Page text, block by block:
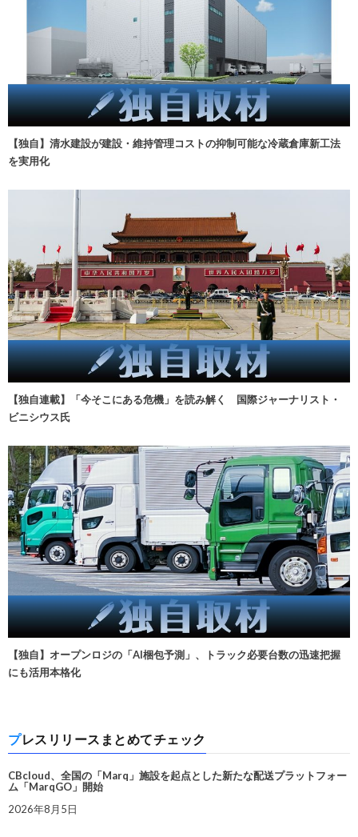
【独自】清水建設が建設・維持管理コストの抑制可能な冷蔵倉庫新工法
を実用化
【独自連載】「今そこにある危機」を読み解く 国際ジャーナリスト・
ビニシウス氏
【独自】オープンロジの「AI梱包予測」、トラック必要台数の迅速把握
にも活用本格化
プレスリリースまとめてチェック
CBcloud、全国の「Marq」施設を起点とした新たな配送プラットフォー
ム「MarqGO」開始
2026年8月5日